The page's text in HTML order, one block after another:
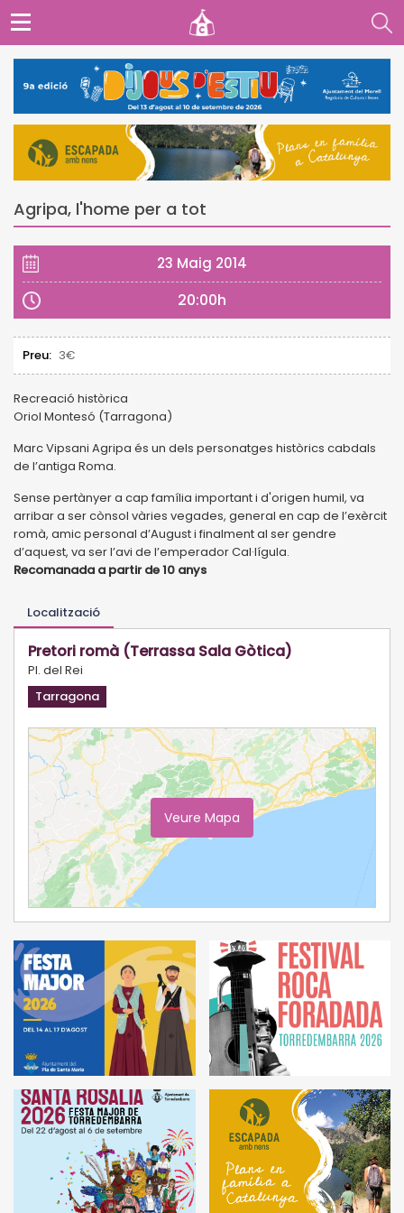
Agripa, l'home per a tot
23 Maig 2014
20:00h
Preu: 3€
Recreació històrica
Oriol Montesó (Tarragona)
Marc Vipsani Agripa és un dels personatges històrics cabdals
de l’antiga Roma.
Sense pertànyer a cap família important i d'origen humil, va
arribar a ser cònsol vàries vegades, general en cap de l’exèrcit
romà, amic personal d’August i finalment al ser gendre
d’aquest, va ser l’avi de l’emperador Cal·lígula.
Recomanada a partir de 10 anys
Localització
Pretori romà (Terrassa Sala Gòtica)
Pl. del Rei
Tarragona
Veure Mapa